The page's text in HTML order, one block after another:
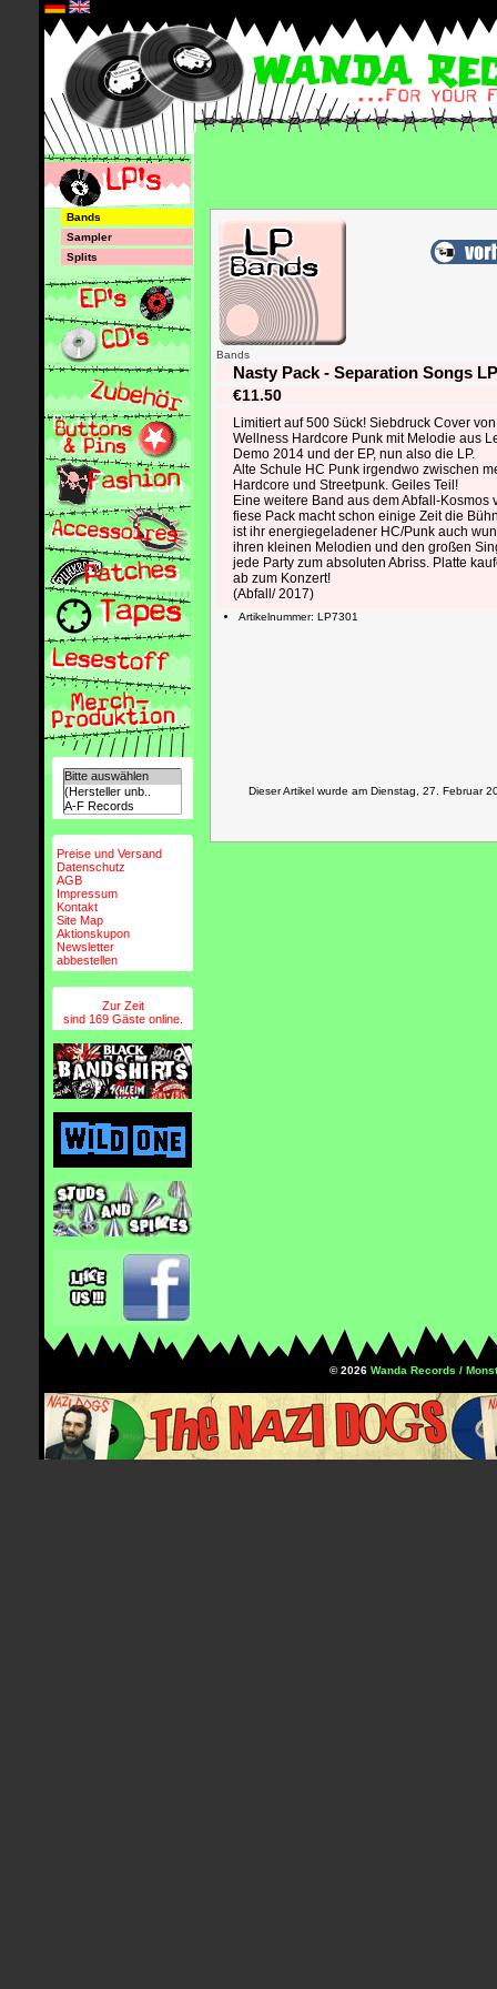
Bands
Sampler
Splits
Preise und Versand
Datenschutz
AGB
Impressum
Kontakt
Site Map
Aktionskupon
Newsletter
abbestellen
Zur Zeit
sind 169 Gäste online.
Bands
Nasty Pack - Separation Songs LP
€11.50
Limitiert auf 500 Sück! Siebdruck Cover
Wellness Hardcore Punk mit Melodie aus
Demo 2014 und der EP, nun also die LP.
Alte Schule HC Punk irgendwo zwischen
Hardcore und Streetpunk. Geiles Teil!
Eine weitere Band aus dem Abfall-Kosmos
fiese Pack macht schon einige Zeit die
ist ihr energiegeladener HC/Punk auch
ihren kleinen Melodien und den großen
jede Party zum absoluten Abriss. Platte
ab zum Konzert!
(Abfall/ 2017)
Artikelnummer: LP7301
Dieser Artikel wurde am Dienstag, 27. Februar
© 2026 Wanda Records /